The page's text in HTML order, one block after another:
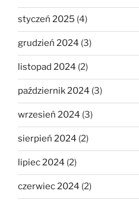
styczeń 2025 (4)
grudzień 2024 (3)
listopad 2024 (2)
październik 2024 (3)
wrzesień 2024 (3)
sierpień 2024 (2)
lipiec 2024 (2)
czerwiec 2024 (2)